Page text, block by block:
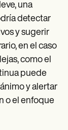
una
detectar
y sugerir
en el caso
como el
puede
y alertar
o el enfoque